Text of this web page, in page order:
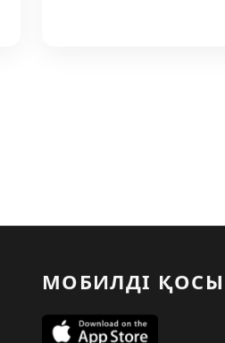
МОБИЛДІ